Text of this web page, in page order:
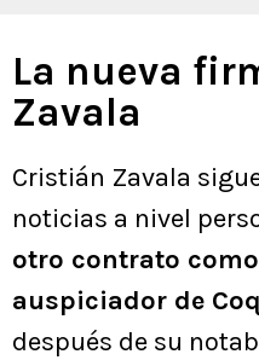
La nueva
Zavala
Cristián Zavala
noticias a nivel
otro contrato
auspiciador de
después de su